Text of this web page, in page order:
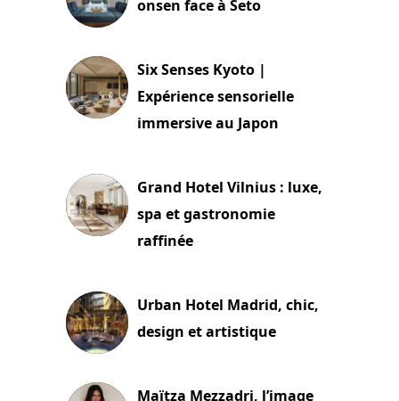
onsen face à Seto
Six Senses Kyoto |
Expérience sensorielle
immersive au Japon
Grand Hotel Vilnius : luxe,
spa et gastronomie
raffinée
Urban Hotel Madrid, chic,
design et artistique
Maïtza Mezzadri, l’image